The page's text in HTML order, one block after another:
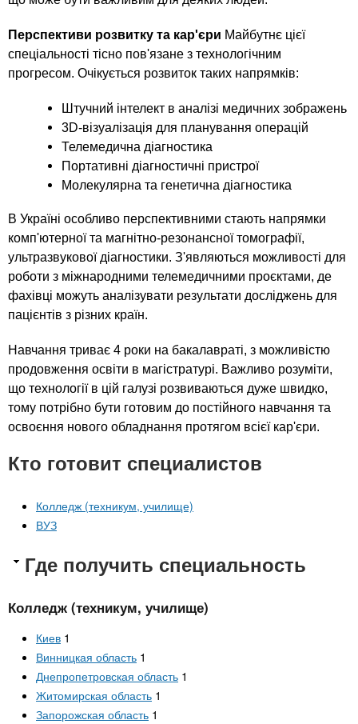
Перспективи розвитку та кар'єри Майбутнє цієї
спеціальності тісно пов'язане з технологічним
прогресом. Очікується розвиток таких напрямків:
Штучний інтелект в аналізі медичних зображень
3D-візуалізація для планування операцій
Телемедична діагностика
Портативні діагностичні пристрої
Молекулярна та генетична діагностика
В Україні особливо перспективними стають напрямки
комп'ютерної та магнітно-резонансної томографії,
ультразвукової діагностики. З'являються можливості для
роботи з міжнародними телемедичними проєктами, де
фахівці можуть аналізувати результати досліджень для
пацієнтів з різних країн.
Навчання триває 4 роки на бакалавраті, з можливістю
продовження освіти в магістратурі. Важливо розуміти,
що технології в цій галузі розвиваються дуже швидко,
тому потрібно бути готовим до постійного навчання та
освоєння нового обладнання протягом всієї кар'єри.
Кто готовит специалистов
Колледж (техникум, училище)
ВУЗ
Где получить специальность
Колледж (техникум, училище)
Киев 1
Винницкая область 1
Днепропетровская область 1
Житомирская область 1
Запорожская область 1